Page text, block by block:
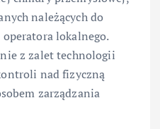
należących do
lokalnego.
z zalet technologii
nad fizyczną
zarządzania